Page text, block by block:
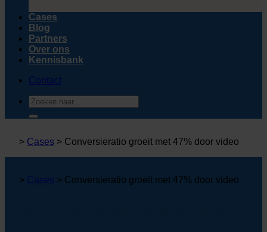
Cases
Blog
Partners
Over ons
Kennisbank
Contact
Zoeken
naar:
> Cases > Conversieratio groeit met 47% door video
> Cases > Conversieratio groeit met 47% door video